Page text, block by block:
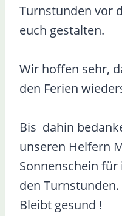
Turnstunden vor
euch gestalten.
Wir hoffen sehr,
den Ferien
Bis dahin
unseren Helfern
Sonnenschein
den Turnstunden.
Bleibt gesund !